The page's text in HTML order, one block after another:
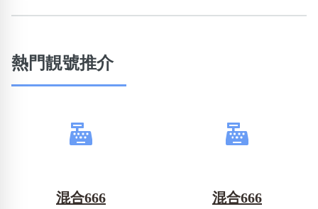
熱門靚號推介
混合666 混合666